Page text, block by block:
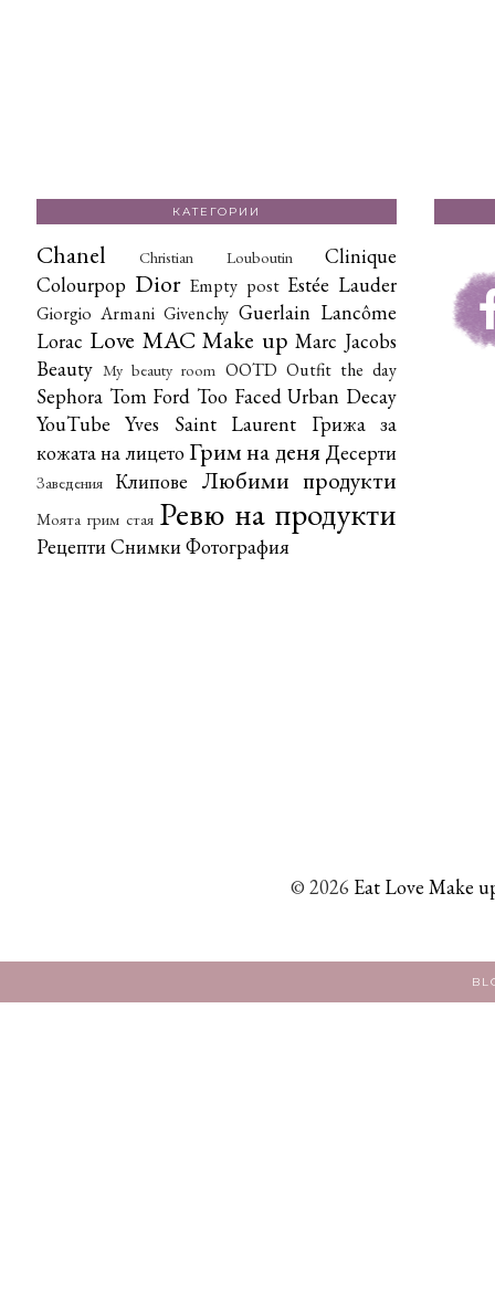
КАТЕГОРИИ
Chanel Christian Louboutin
Clinique
Colourpop Dior Empty post Estée Lauder
Giorgio Armani Givenchy Guerlain Lancôme
Lorac Love MAC Make up Marc Jacobs
Beauty My beauty room OOTD Outfit the day
Sephora Tom Ford Too Faced Urban Decay
YouTube
Yves Saint Laurent
Грижа за
кожата на лицетоГрим на деня Десерти
Заведения Клипове Любими продукти
Моята грим стая Ревю на продукти
РецептиСнимкиФотография
©2026 Eat Love Make